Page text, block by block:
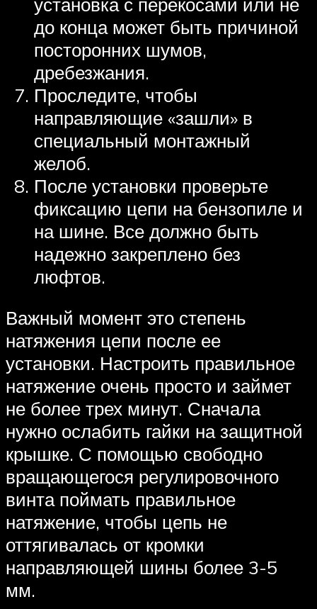
до конца может быть причиной
посторонних шумов,
дребезжания.
Проследите, чтобы
направляющие «зашли» в
специальный монтажный
желоб.
После установки проверьте
фиксацию цепи на бензопиле и
на шине. Все должно быть
надежно закреплено без
люфтов.
Важный момент это степень
натяжения цепи после ее
установки. Настроить правильное
натяжение очень просто и займет
не более трех минут. Сначала
нужно ослабить гайки на защитной
крышке. С помощью свободно
вращающегося регулировочного
винта поймать правильное
натяжение, чтобы цепь не
оттягивалась от кромки
направляющей шины более 3-5
мм.